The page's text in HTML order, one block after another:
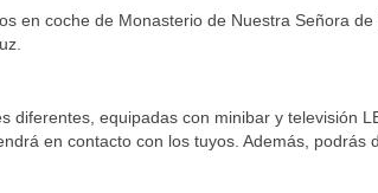
coche de Monasterio de Nuestra Señora
equipadas con minibar y televisión
en contacto con los tuyos. Además, podrás